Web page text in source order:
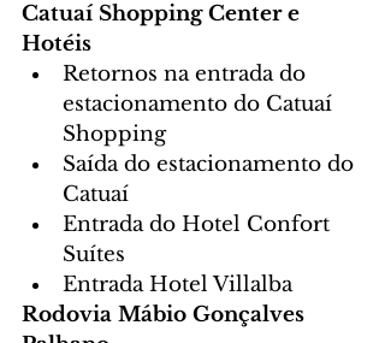
Catuaí Shopping Center e
Hotéis
Retornos na entrada do
estacionamento do Catuaí
Shopping
Saída do estacionamento do
Catuaí
Entrada do Hotel Confort
Suítes
Entrada Hotel Villalba
Rodovia Mábio Gonçalves